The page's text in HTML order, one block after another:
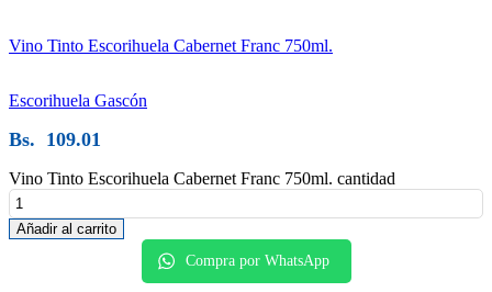
Vino Tinto Escorihuela Cabernet Franc 750ml.
Escorihuela Gascón
Bs. 109.01
Vino Tinto Escorihuela Cabernet Franc 750ml. cantidad
Añadir al carrito
Compra por WhatsApp